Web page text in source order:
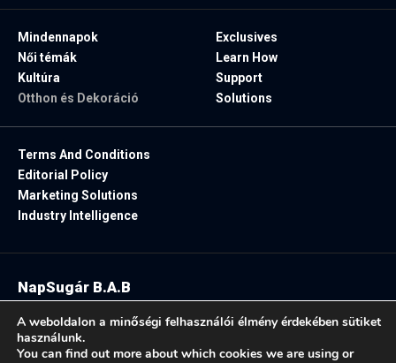
Mindennapok
Női témák
Kultúra
Otthon és Dekoráció
Exclusives
Learn How
Support
Solutions
Terms And Conditions
Editorial Policy
Marketing Solutions
Industry Intelligence
NapSugár B.A.B
2025. Minden jog fenntartva.
A weboldalon a minőségi felhasználói élmény érdekében sütiket
használunk.
You can find out more about which cookies we are using or